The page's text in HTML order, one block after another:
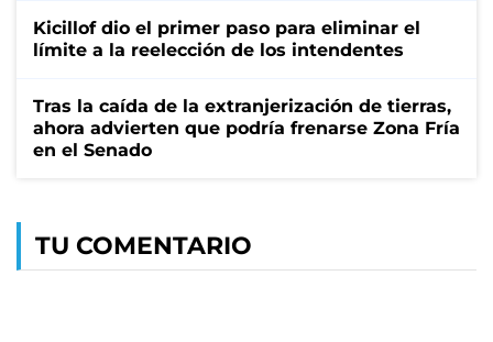
Kicillof dio el primer paso para eliminar el
límite a la reelección de los intendentes
Tras la caída de la extranjerización de tierras,
ahora advierten que podría frenarse Zona Fría
en el Senado
TU COMENTARIO